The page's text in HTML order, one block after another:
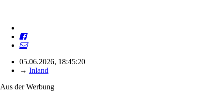
05.06.2026, 18:45:20
→ Inland
Aus der Werbung